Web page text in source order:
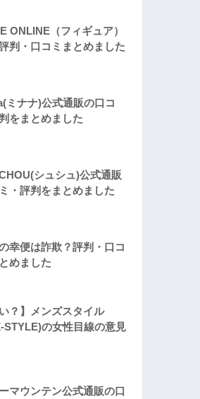
ONLINE（フィギュア）
判・口コミまとめました
ミナナ)公式通販の口コ
をまとめました
シュシュ)公式通販
・評判をまとめました
幸便は詐欺？評判・口コ
めました
い？】メンズスタイル
STYLE)の女性目線の意見
マウンテン公式通販の口